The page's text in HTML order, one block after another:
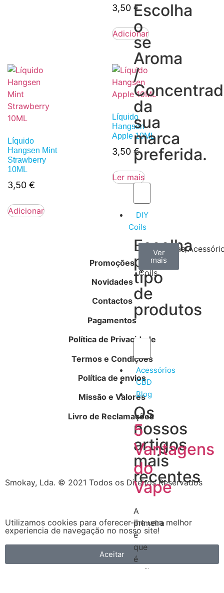
Escolha
o
se
Aroma
/
da
sua
marca
preferida.
DIY
Coils
Escolha
por
tipo
de
produtos
Arame
Coils
Ver
mais
Algodão
Ver
mais
Ferramentas/
Ver
mais
Acessórios
CBD
Blog
Os
nossos
artigos
mais
recentes
5
Vantagens
do
Vape
A
primeira
é
que
é
muito
3,50 €
Adicionar
Líquido
Hangsen Mint
Strawberry
10ML
3,50 €
Adicionar
Líquido
Hangsen
Apple 10ML
3,50 €
Ler mais
Promoções
Novidades
Contactos
Pagamentos
Política de Privacidade
Termos e Condições
Política de envios
Missão e Valores
Livro de Reclamações
Smokay, Lda. © 2021 Todos os Direitos Reservados
Utilizamos cookies para oferecer-lhe uma melhor
experiencia de navegação no nosso site!
Aceitar